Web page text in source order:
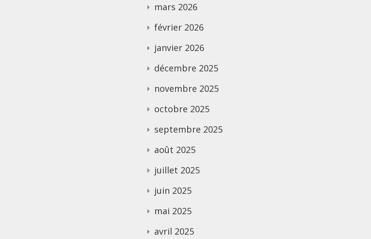
mars 2026
février 2026
janvier 2026
décembre 2025
novembre 2025
octobre 2025
septembre 2025
août 2025
juillet 2025
juin 2025
mai 2025
avril 2025